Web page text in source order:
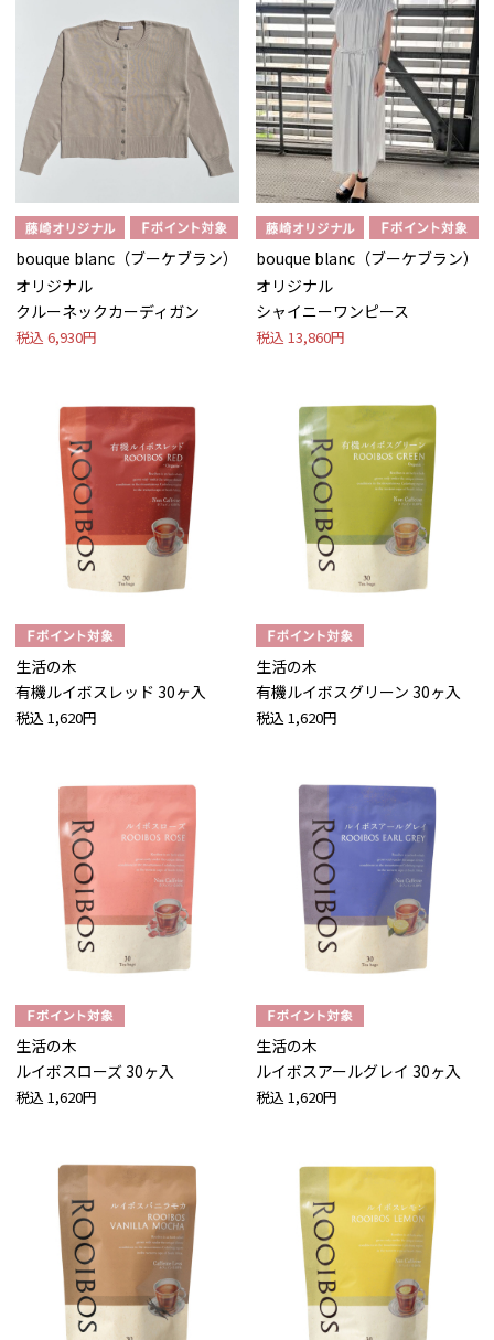
bouque blanc（ブーケブラン）
オリジナル
クルーネックカーディガン
税込 6,930円
bouque blanc（ブーケブラン）
オリジナル
シャイニーワンピース
税込 13,860円
生活の木
有機ルイボスレッド 30ヶ入
税込 1,620円
生活の木
有機ルイボスグリーン 30ヶ入
税込 1,620円
生活の木
ルイボスローズ 30ヶ入
税込 1,620円
生活の木
ルイボスアールグレイ 30ヶ入
税込 1,620円